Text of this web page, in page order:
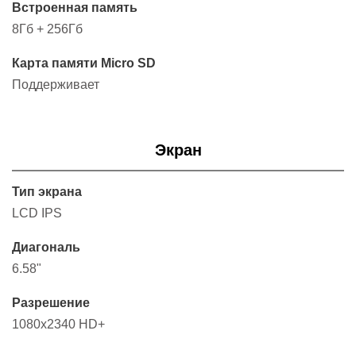
Встроенная память
8Гб + 256Гб
Карта памяти Micro SD
Поддерживает
Экран
Тип экрана
LCD IPS
Диагональ
6.58"
Разрешение
1080x2340 HD+